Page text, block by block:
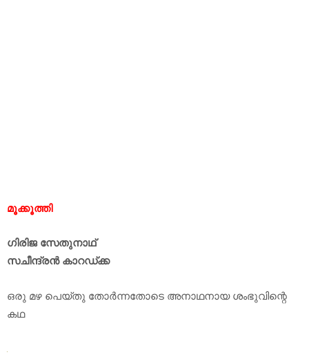
മൂക്കൂത്തി
ഗിരിജ സേതുനാഥ്
സചീന്ദ്രൻ കാറഡ്‌ക്ക
ഒരു മഴ പെയ്തു തോർന്നതോടെ അനാഥനായ ശംഭുവിന്റെ
കഥ